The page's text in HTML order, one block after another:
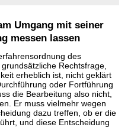
Umgang mit seiner
messen lassen
des
Rechtsfrage,
erheblich ist, nicht geklärt
oder Fortführung
die Bearbeitung also nicht,
Er muss vielmehr wegen
dazu treffen, ob er die
und diese Entscheidung